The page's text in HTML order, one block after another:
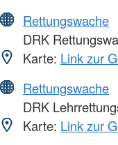
Rettungswache
DRK
Karte: Link zur
Rettungswache
DRK
Karte: Link zur